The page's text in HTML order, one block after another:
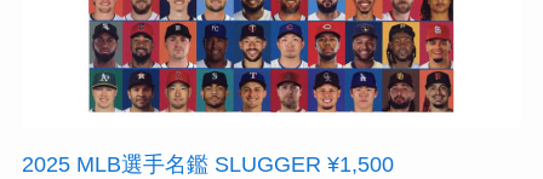
2025 MLB選手名鑑 SLUGGER ¥1,500